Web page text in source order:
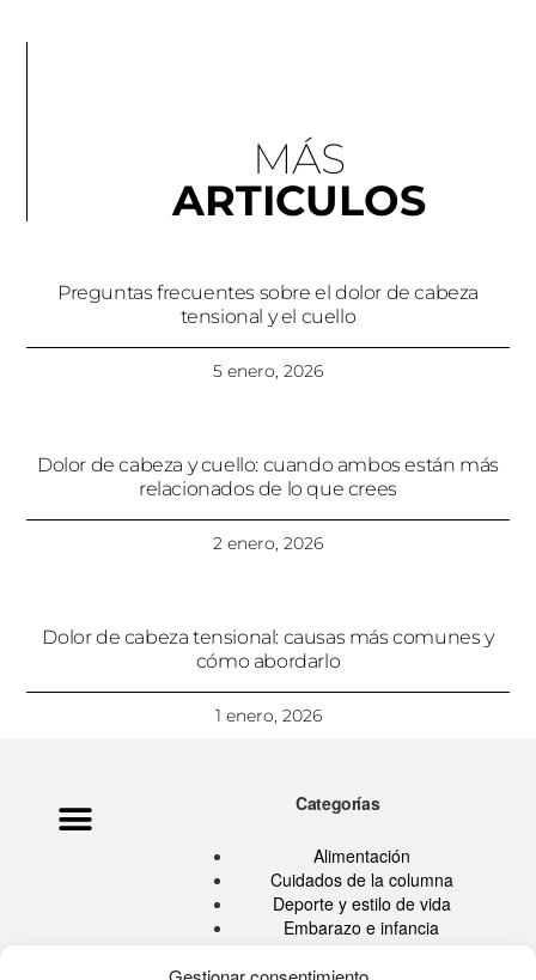
MÁS
ARTICULOS
Preguntas frecuentes sobre el dolor de cabeza
tensional y el cuello
5 enero, 2026
Dolor de cabeza y cuello: cuando ambos están más
relacionados de lo que crees
2 enero, 2026
Dolor de cabeza tensional: causas más comunes y
cómo abordarlo
1 enero, 2026
Categorías
Alimentación
Cuidados de la columna
Deporte y estilo de vida
Embarazo e infancia